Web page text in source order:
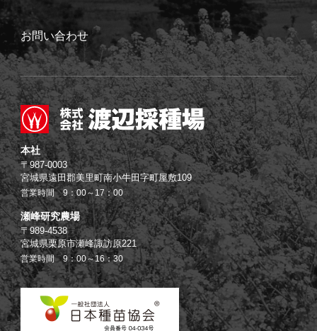
本社
〒987-0003
宮城県遠田郡美里町南小牛田字町屋敷109
営業時間 9：00～17：00
瀬峰研究農場
〒989-4538
宮城県栗原市瀬峰諏訪原221
営業時間 9：00～16：30
お問い合わせ